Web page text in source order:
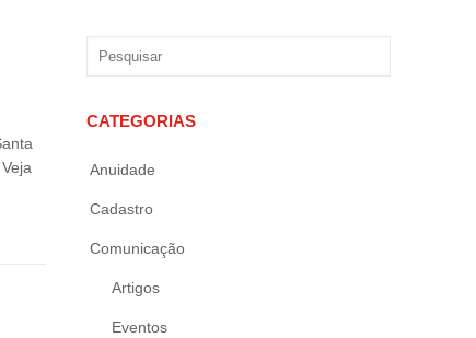
CATEGORIAS
Anuidade
Cadastro
Comunicação
Artigos
Eventos